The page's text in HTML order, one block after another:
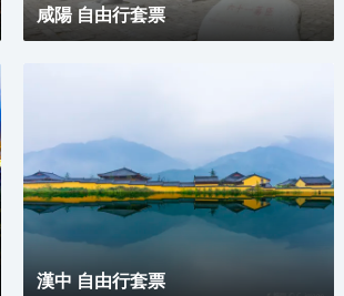
咸陽 自由行套票
漢中 自由行套票